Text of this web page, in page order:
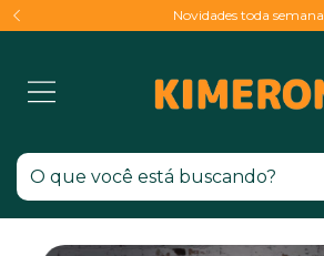
Novidades toda semana